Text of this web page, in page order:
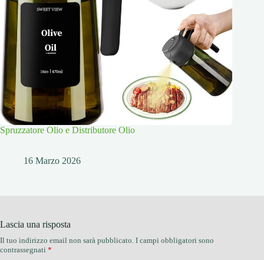
Spruzzatore Olio e Distributore Olio
16 Marzo 2026
Lascia una risposta
Il tuo indirizzo email non sarà pubblicato. I campi obbligatori sono
contrassegnati *